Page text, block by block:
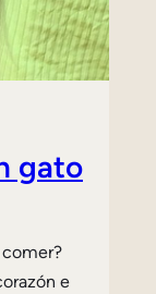
gato
e